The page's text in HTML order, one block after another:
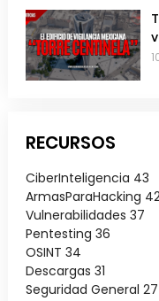
RECURSOS
CiberInteligencia 43
ArmasParaHacking
Vulnerabilidades 37
Pentesting 36
OSINT 34
Descargas 31
Seguridad General 27